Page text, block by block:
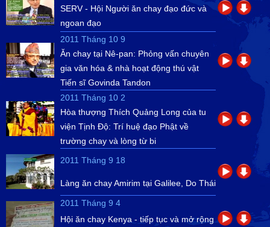
SERV - Hội Người ăn chay đạo đức và
ngoan đạo
2011 Tháng 10 9
Ăn chay tại Nê-pan: Phỏng vấn chuyên
gia văn hóa & nhà hoạt động thú vật
Tiến sĩ Govinda Tandon
2011 Tháng 10 2
Hòa thượng Thích Quảng Long của tu
viện Tịnh Độ: Trí huệ đạo Phật về
trường chay và lòng từ bi
2011 Tháng 9 18
Làng ăn chay Amirim tại Galilee, Do Thái
2011 Tháng 9 4
Hội ăn chay Kenya - tiếp tục và mở rộng